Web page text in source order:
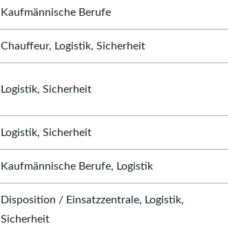
Kaufmännische Berufe
Chauffeur, Logistik, Sicherheit
Logistik, Sicherheit
Logistik, Sicherheit
Kaufmännische Berufe, Logistik
Disposition / Einsatzzentrale, Logistik,
Sicherheit